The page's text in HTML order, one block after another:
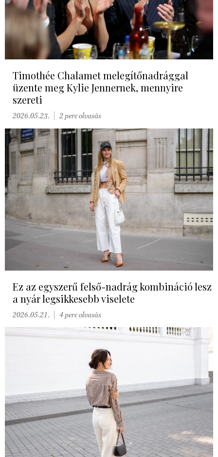
Timothée Chalamet melegítőnadrággal
üzente meg Kylie Jennernek, mennyire
szereti
2026.05.23. 2 perc olvasás
Ez az egyszerű felső-nadrág kombináció lesz
a nyár legsikkesebb viselete
2026.05.21. 4 perc olvasás